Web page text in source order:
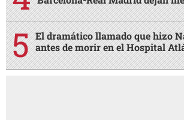
El dramático llamado que hizo
antes de morir en el Hospital